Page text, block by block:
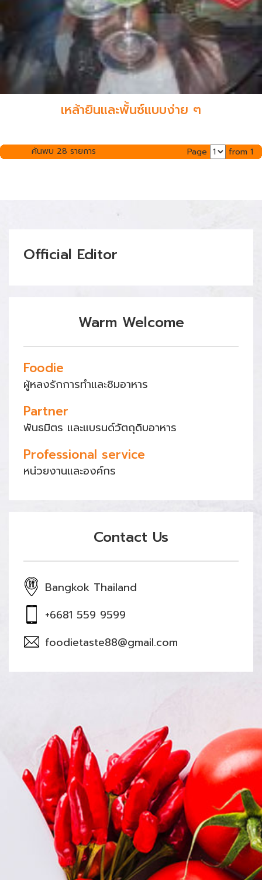
เหล้ายินและพั้นซ์แบบง่าย ๆ
ค้นพบ 28 รายการ Page from 1
Official Editor
Warm Welcome
Foodie
ผู้หลงรักการทำและชิมอาหาร
Partner
พันธมิตร และแบรนด์วัตถุดิบอาหาร
Professional service
หน่วยงานและองค์กร
Contact Us
Bangkok Thailand
+6681 559 9599
foodietaste88@gmail.com